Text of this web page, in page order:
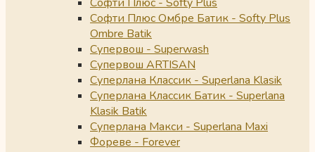
Софти Плюс Омбре Батик - Softy Plus
Ombre Batik
Супервош - Superwash
Супервош ARTISAN
Суперлана Классик - Superlana Klasik
Суперлана Классик Батик - Superlana
Klasik Batik
Суперлана Макси - Superlana Maxi
Фореве - Forever